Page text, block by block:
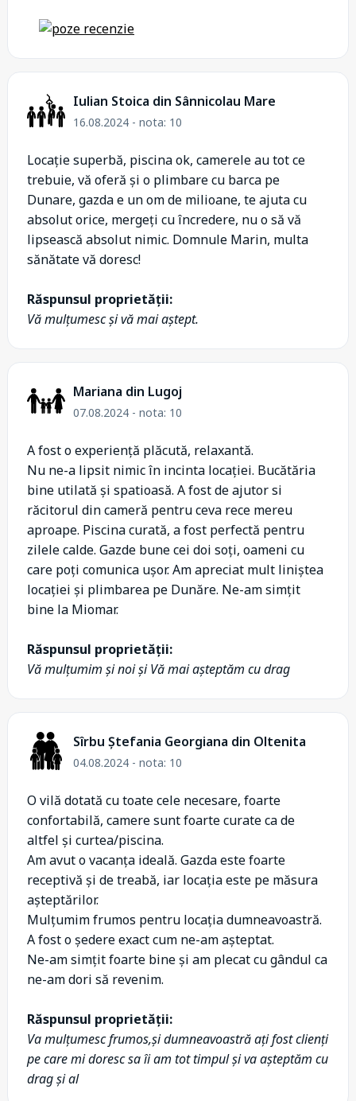
Iulian Stoica din Sânnicolau Mare
16.08.2024 - nota: 10
Locație superbă, piscina ok, camerele au tot ce
trebuie, vă oferă și o plimbare cu barca pe
Dunare, gazda e un om de milioane, te ajuta cu
absolut orice, mergeți cu încredere, nu o să vă
lipsească absolut nimic. Domnule Marin, multa
sănătate vă doresc!
Răspunsul proprietății:
Vă mulțumesc și vă mai aștept.
Mariana din Lugoj
07.08.2024 - nota: 10
A fost o experiență plăcută, relaxantă.
Nu ne-a lipsit nimic în incinta locației. Bucătăria
bine utilată și spatioasă. A fost de ajutor si
răcitorul din cameră pentru ceva rece mereu
aproape. Piscina curată, a fost perfectă pentru
zilele calde. Gazde bune cei doi soți, oameni cu
care poți comunica ușor. Am apreciat mult liniștea
locației și plimbarea pe Dunăre. Ne-am simțit
bine la Miomar.
Răspunsul proprietății:
Vă mulțumim și noi și Vă mai așteptăm cu drag
Sîrbu Ștefania Georgiana din Oltenita
04.08.2024 - nota: 10
O vilă dotată cu toate cele necesare, foarte
confortabilă, camere sunt foarte curate ca de
altfel și curtea/piscina.
Am avut o vacanța ideală. Gazda este foarte
receptivă și de treabă, iar locația este pe măsura
așteptărilor.
Mulțumim frumos pentru locația dumneavoastră.
A fost o ședere exact cum ne-am așteptat.
Ne-am simțit foarte bine și am plecat cu gândul ca
ne-am dori să revenim.
Răspunsul proprietății:
Va mulțumesc frumos,și dumneavoastră ați fost clienți
pe care mi doresc sa îi am tot timpul și va așteptăm cu
drag și al